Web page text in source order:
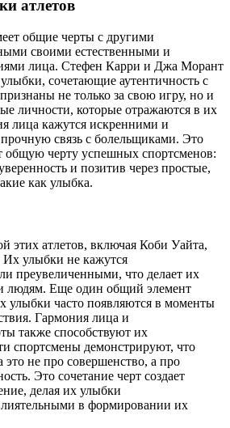
атлетов
общие черты с другими
своими естественными и
лица. Стефен Карри и Джа Морант
сочетающие аутентичность с
не только за свою игру, но и
личности, которые отражаются в их
лица кажутся искренними и
связь с болельщиками. Это
общую черту успешных спортсменов:
и позитив через простые,
как улыбка.
этих атлетов, включая Коби Уайта,
Их улыбки не кажутся
преувеличенными, что делает их
людям. Еще один общий элемент
улыбки часто появляются в моменты
Гармония лица и
также способствуют их
спортсмены демонстрируют, что
это не про совершенство, а про
Это сочетание черт создает
делая их улыбки
в формировании их